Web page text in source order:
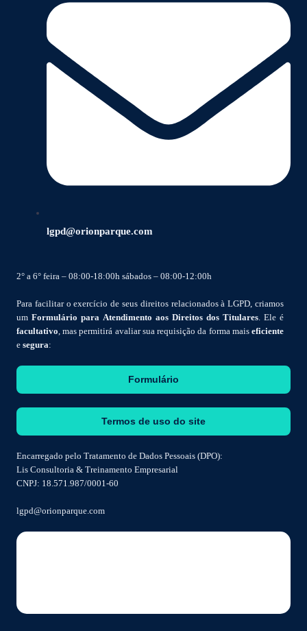
lgpd@orionparque.com
2° a 6° feira – 08:00-18:00h sábados – 08:00-12:00h
Para facilitar o exercício de seus direitos relacionados à LGPD, criamos
um Formulário para Atendimento aos Direitos dos Titulares . Ele é
facultativo , mas permitirá avaliar sua requisição da forma mais eficiente
e segura:
Formulário
Termos de uso do site
Encarregado pelo Tratamento de Dados Pessoais (DPO):
Lis Consultoria & Treinamento Empresarial
CNPJ: 18.571.987/0001-60
lgpd@orionparque.com